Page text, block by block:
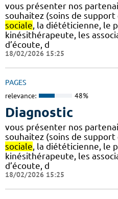
vous présenter nos
souhaitez (soins de support
sociale , la diététicienne, le
kinésithérapeute, les
d’écoute, d
18/02/2026 15:25
PAGES
relevance: 48%
Diagnostic
vous présenter nos
souhaitez (soins de support
sociale, la diététicienne, le
kinésithérapeute, les
d’écoute, d
18/02/2026 15:25